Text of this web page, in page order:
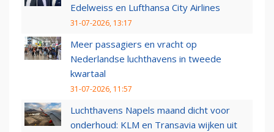
Edelweiss en Lufthansa City Airlines
31-07-2026, 13:17
Meer passagiers en vracht op
Nederlandse luchthavens in tweede
kwartaal
31-07-2026, 11:57
Luchthavens Napels maand dicht voor
onderhoud: KLM en Transavia wijken uit